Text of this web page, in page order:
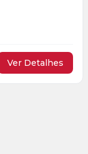
Ver Detalhes